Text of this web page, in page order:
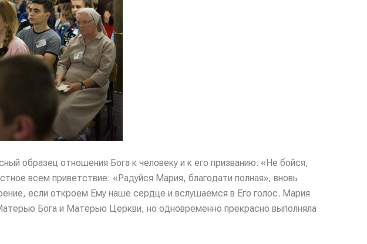
образец отношения Бога к человеку и к его призванию. «Не бойся,
всем приветствие: «Радуйся Мария, благодати полная», вновь
если откроем Ему наше сердце и вслушаемся в Его голос. Мария
Бога и Матерью Церкви, но одновременно прекрасно выполняла